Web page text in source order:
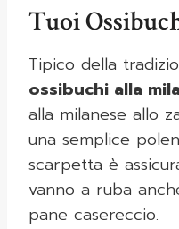
Tuoi
Tipico della
ossibuchi alla
alla milanese allo
una semplice
scarpetta è
vanno a ruba
pane casereccio.